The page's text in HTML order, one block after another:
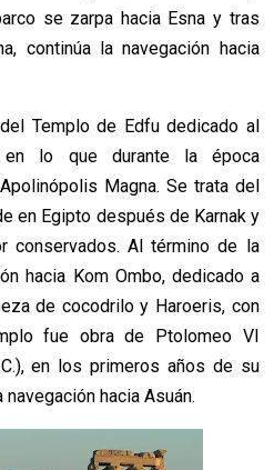
se zarpa hacia Esna y tras
continúa la navegación hacia
Templo de Edfu dedicado al
en lo que durante la época
Magna. Se trata del
en Egipto después de Karnak y
conservados. Al término de la
hacia Kom Ombo, dedicado a
de cocodrilo y Haroeris, con
fue obra de Ptolomeo VI
en los primeros años de su
hacia Asuán.